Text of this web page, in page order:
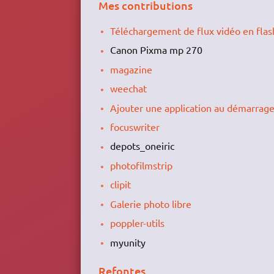
Mes contributions
Téléchargement de flux vidéo en
Canon Pixma mp 270
magazine
weechat
Ajouter une application au
focuswriter
depots_oneiric
photofilmstrip
clipit
Galerie photo libre
poppler-utils
myunity
Refontes